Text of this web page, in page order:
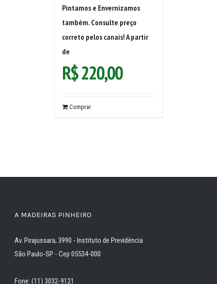
Pintamos e Envernizamos
também. Consulte preço
correto pelos canais! A partir
de
R$220,00
Comprar
A MADEIRAS PINHEIRO
Av. Pirajussara, 3990 - Instituto de Previdência
São Paulo-SP - Cep 05534-000
Fone: (11) 3032-9121